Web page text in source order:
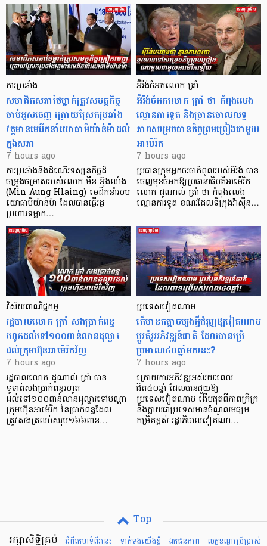
ការប្រឆាំង
សមាជិកសភាថៃម្នាក់ត្រូវសមត្ថកិច្ច
ចាប់អូសចេញ ក្រោយស្រែកប្រឆាំង
វត្តមានមេដឹកនាំយោធាមីយ៉ាន់ម៉ាដល់
ក្នុងសភា
7 hours ago
ការប្រឆាំងនឹងដំណើរទស្សនកិច្ចដ៏
ចម្រូងចម្រាសរបស់លោក មីន អ៊ុងលាំង
(Min Aung Hlaing) មេដឹកនាំរបប
យោធាមីយ៉ាន់ម៉ា ដែលបានធ្វើរដ្ឋ
ប្រហារទម្លាក…
អ៊ីរ៉ង់ចំអកលោក ត្រាំ
អ៊ីរ៉ង់ចំអកលោក ត្រាំ ថា កំពុងលេង
ល្ខោនការទូត និងច្រានចោលលទ្ធ
ភាពសម្រេចបានកិច្ចព្រមព្រៀងជាមួយ
អាម៉េរិក
7 hours ago
ប្រធានក្រុមអ្នកចរចាកំពូលរបស់អ៊ីរ៉ង់ បាន
ចេញមុខចំអកឱ្យប្រធានាធិបតីអាម៉េរិក
លោក ដូណាល់ ត្រាំ ថា កំពុងលេង
ល្ខោនការទូត ខណៈដែលទីក្រុងវ៉ាស៊ីន…
វិស័យ​ពាណិជ្ជកម្ម
រដ្ឋបាលលោក ត្រាំ សងប្រាក់ពន្ធ
រហូតដល់ទៅ១០០ពាន់លានដុល្លារ
ដល់ក្រុមហ៊ុនអាម៉េរិកវិញ
7 hours ago
រដ្ឋបាលលោក ដូណាល់ ត្រាំ បាន​
ទូទាត់សងប្រាក់ពន្ធរហូត
ដល់ទៅ១០០ពាន់លានដុល្លារទៅបណ្ដា
ក្រុមហ៊ុនអាម៉េរិក នៃប្រាក់ពន្ធដែល
ត្រូវសងត្រលប់សរុប១៦៦ពាន…
ប្រទេសវៀតណាម
តើមានកត្តាចម្បងអ្វីជំរុញឱ្យវៀតណាម
ប្តូរគំរូអភិវឌ្ឍន៍ជាតិ ដែលបានប្រើ
ប្រមាណ៤០ឆ្នាំមកនេះ?
7 hours ago
ក្រោយការអភិវឌ្ឍអស់រយៈពេល
ជិត៤០ឆ្នាំ ដែលបានជួយឱ្យ​
ប្រទេសវៀតណាម ងើប​ផុតពីភាពក្រីក្រ
និងក្លាយជាប្រទេសមានចំណូលមធ្យម
កម្រិតខ្ពស់ រដ្ឋាភិបាលវៀតណា…
Top
អំពីគេហទំព័រនេះ
ទាក់ទងយើងខ្ញំ ឯកជនភាព លក្ខខណ្ឌ​ប្រើ​ប្រាស់
រក្សាសិទ្ធិគ្រប់